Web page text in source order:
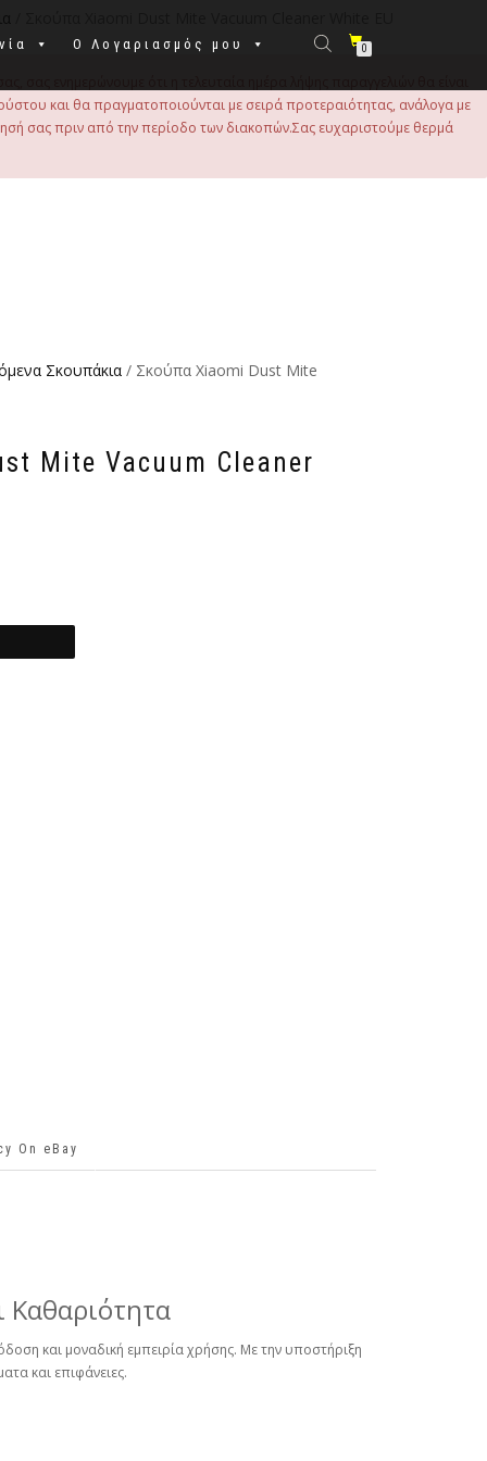
Ο Λογαριασμός μου 0
και θα πραγματοποιούνται με σειρά προτεραιότητας, ανάλογα με
σας πριν από την περίοδο των διακοπών.Σας ευχαριστούμε θερμά
Σκουπάκια / Σκούπα Xiaomi Dust Mite
Mite Vacuum Cleaner
On eBay
Καθαριότητα
και μοναδική εμπειρία χρήσης. Με την υποστήριξη
και επιφάνειες.